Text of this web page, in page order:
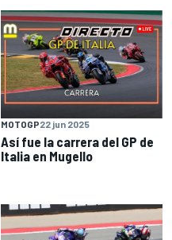
MOTOGP22 jun 2025
Así fue la carrera del GP de
Italia en Mugello